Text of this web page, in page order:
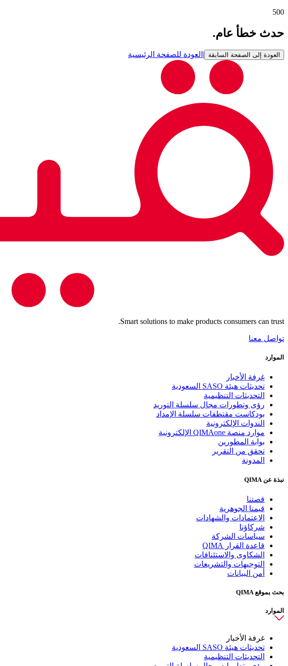
500
حدث خطأ عام.
العودة إلى الصفحة السابقة | العودة للصفحة الرئيسية
Smart solutions to make products consumers can trust.
تواصل معنا
الموارد
غرفة الأخبار
تحديثات هيئة SASO السعودية
التحديثات التنظيمية
رؤى وتطورات مجال سلسلة التوريد
بودكاست مقتطفات سلسلة الإمداد
الندوات الإلكترونية
موارد منصة QIMAone الإلكترونية
بوابة المطورين
تحقق من التقرير
المدونة
نبذة عن QIMA
قصتنا
قيمنا الجوهرية
الاعتمادات والشهادات
شركاؤنا
سياسات الشركة
قاعدة القرار QIMA
الشكاوى والاستئنافات
التوجيهات والتشريعات
أمن البيانات
بحث بموقع QIMA
الموارد
غرفة الأخبار
تحديثات هيئة SASO السعودية
التحديثات التنظيمية